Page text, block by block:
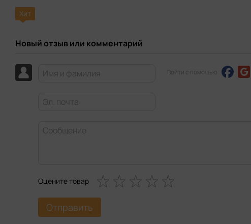
Хит
Новый отзыв или комментарий
Войти с помощью
Оцените товар
Отправить